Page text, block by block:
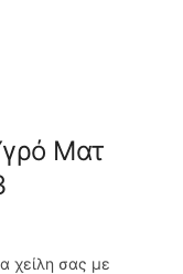
Ματ
χείλη σας με